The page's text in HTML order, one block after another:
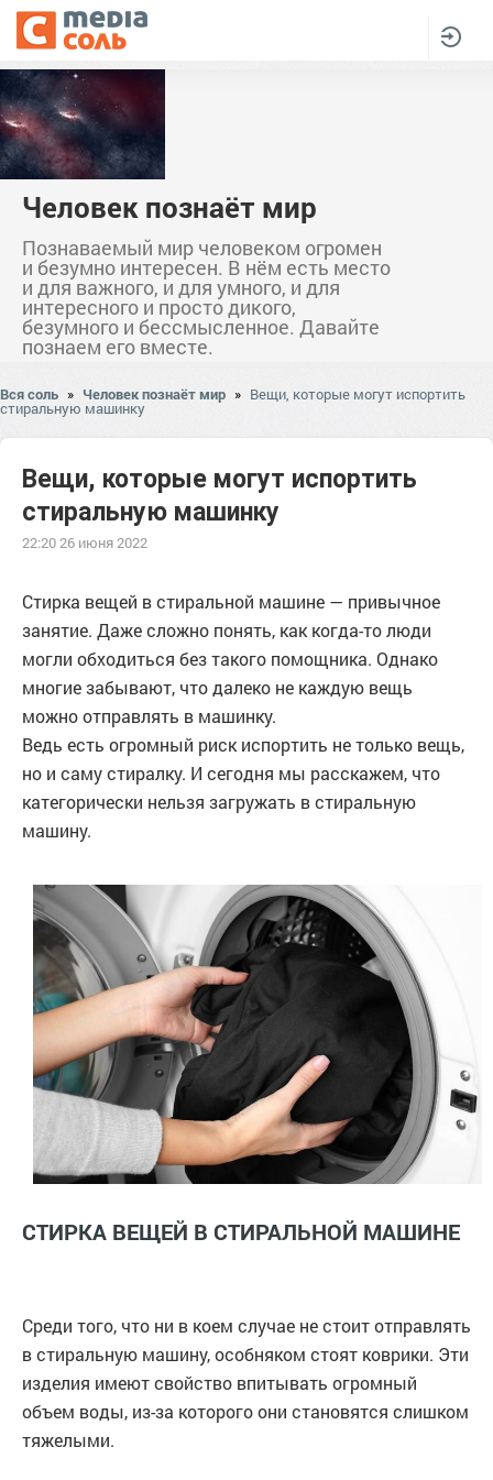
Человек познаёт мир
Познаваемый мир человеком огромен
и безумно интересен. В нём есть место
и для важного, и для умного, и для
интересного и просто дикого,
безумного и бессмысленное. Давайте
познаем его вместе.
Вся соль » Человек познаёт мир » Вещи, которые могут испортить
стиральную машинку
Вещи, которые могут испортить
стиральную машинку
22:20 26 июня 2022
Стирка вещей в стиральной машине — привычное
занятие. Даже сложно понять, как когда-то люди
могли обходиться без такого помощника. Однако
многие забывают, что далеко не каждую вещь
можно отправлять в машинку.
Ведь есть огромный риск испортить не только вещь,
но и саму стиралку. И сегодня мы расскажем, что
категорически нельзя загружать в стиральную
машину.
СТИРКА ВЕЩЕЙ В СТИРАЛЬНОЙ МАШИНЕ
Среди того, что ни в коем случае не стоит отправлять
в стиральную машину, особняком стоят коврики. Эти
изделия имеют свойство впитывать огромный
объем воды, из-за которого они становятся слишком
тяжелыми.